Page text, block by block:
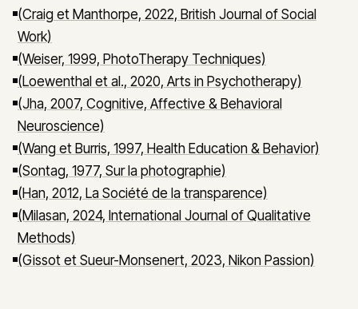
(Craig et Manthorpe, 2022, British Journal of Social
Work)
(Weiser, 1999, PhotoTherapy Techniques)
(Loewenthal et al., 2020, Arts in Psychotherapy)
(Jha, 2007, Cognitive, Affective & Behavioral
Neuroscience)
(Wang et Burris, 1997, Health Education & Behavior)
(Sontag, 1977, Sur la photographie)
(Han, 2012, La Société de la transparence)
(Milasan, 2024, International Journal of Qualitative
Methods)
(Gissot et Sueur-Monsenert, 2023, Nikon Passion)